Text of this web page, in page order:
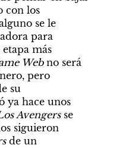
con los
se le
para
más
Web no será
pero
su
ya hace unos
Avengers se
siguieron
de un